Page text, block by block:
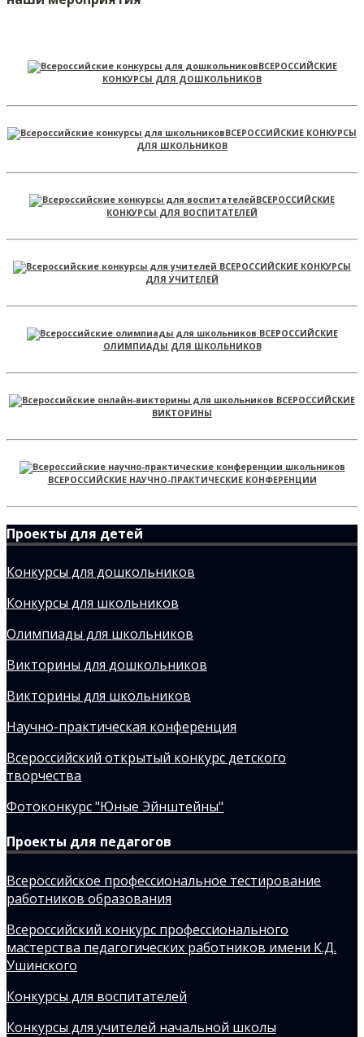
ВСЕРОССИЙСКИЕ
КОНКУРСЫ ДЛЯ ДОШКОЛЬНИКОВ
ВСЕРОССИЙСКИЕ КОНКУРСЫ
ДЛЯ ШКОЛЬНИКОВ
ВСЕРОССИЙСКИЕ
КОНКУРСЫ ДЛЯ ВОСПИТАТЕЛЕЙ
ВСЕРОССИЙСКИЕ КОНКУРСЫ
ДЛЯ УЧИТЕЛЕЙ
ВСЕРОССИЙСКИЕ
ОЛИМПИАДЫ ДЛЯ ШКОЛЬНИКОВ
ВСЕРОССИЙСКИЕ
ВИКТОРИНЫ
ВСЕРОССИЙСКИЕ НАУЧНО-ПРАКТИЧЕСКИЕ КОНФЕРЕНЦИИ
Проекты для детей
Конкурсы для дошкольников
Конкурсы для школьников
Олимпиады для школьников
Викторины для дошкольников
Викторины для школьников
Научно-практическая конференция
Всероссийский открытый конкурс детского
творчества
Фотоконкурс "Юные Эйнштейны"
Проекты для педагогов
Всероссийское профессиональное тестирование
работников образования
Всероссийский конкурс профессионального
мастерства педагогических работников имени К.Д.
Ушинского
Конкурсы для воспитателей
Конкурсы для учителей начальной школы